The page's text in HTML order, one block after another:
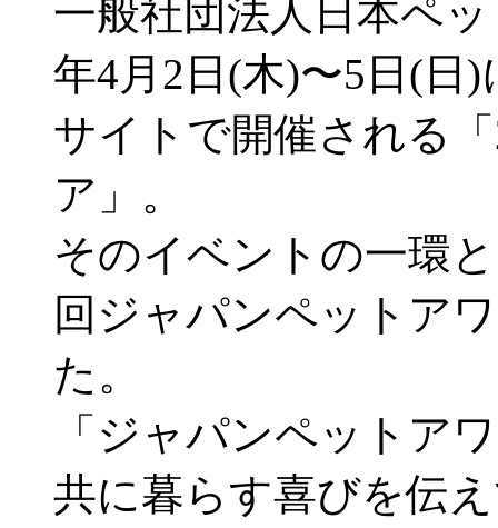
一般社団法人日本ペ
年4月2日(木)〜5日(日
サイトで開催される
ア」。
そのイベントの一環
回ジャパンペットア
た。
「ジャパンペットア
共に暮らす喜びを伝